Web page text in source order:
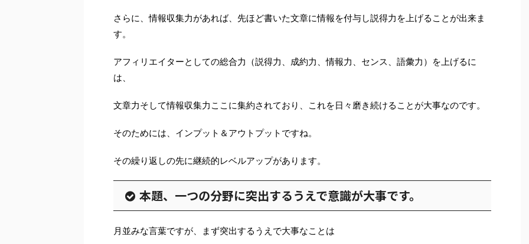
さらに、情報収集力があれば、先ほど書いた文章に情報を付与し説得力を上げることが出来ま
す。
アフィリエイターとしての総合力（説得力、成約力、情報力、センス、語彙力）を上げるに
は、
文章力そして情報収集力ここに集約されており、これを日々磨き続けることが大事なのです。
そのためには、インプット＆アウトプットですね。
その繰り返しの先に継続的レベルアップがあります。
本題、一つの分野に突出するうえで意識が大事です。
月並みな言葉ですが、まず突出するうえで大事なことは